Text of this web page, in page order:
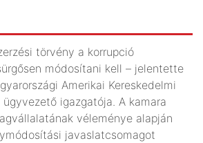
törvény a korrupció
módosítani kell – jelentette
Amerikai Kereskedelmi
ügyvezető igazgatója. A kamara
véleménye alapján
javaslatcsomagot